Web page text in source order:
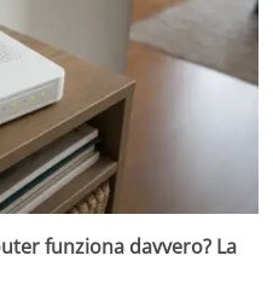
funziona davvero? La